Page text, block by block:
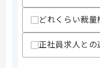
メント
どれくらい裁量
正社員求人との